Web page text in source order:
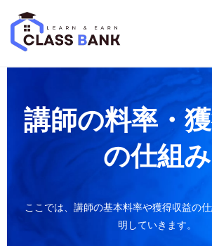
講師の料率・
の仕組み
ここでは、講師の基本料率や獲得収益の
明していきます。